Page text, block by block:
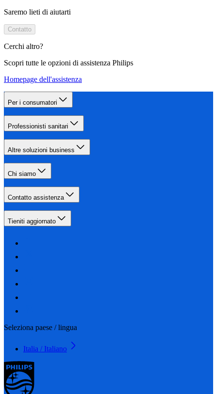
Saremo lieti di aiutarti
Contatto
Cerchi altro?
Scopri tutte le opzioni di assistenza Philips
Homepage dell'assistenza
Per i consumatori
Professionisti sanitari
Altre soluzioni business
Chi siamo
Contatto assistenza
Tieniti aggiornato
Seleziona paese / lingua
Italia / Italiano